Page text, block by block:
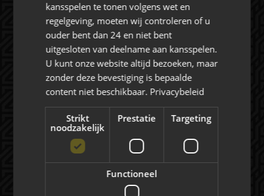
Rat Verlegh Stadion
commercie@nac.nl
+31 (0) 76 521 4500
kansspelen te tonen volgens wet en
regelgeving, moeten wij controleren of u
ouder bent dan 24 en niet bent
uitgesloten van deelname aan kansspelen.
U kunt onze website altijd bezoeken, maar
zonder deze bevestiging is bepaalde
content niet beschikbaar. Privacybeleid
Strikt
noodzakelijk
Prestatie Targeting
Functioneel